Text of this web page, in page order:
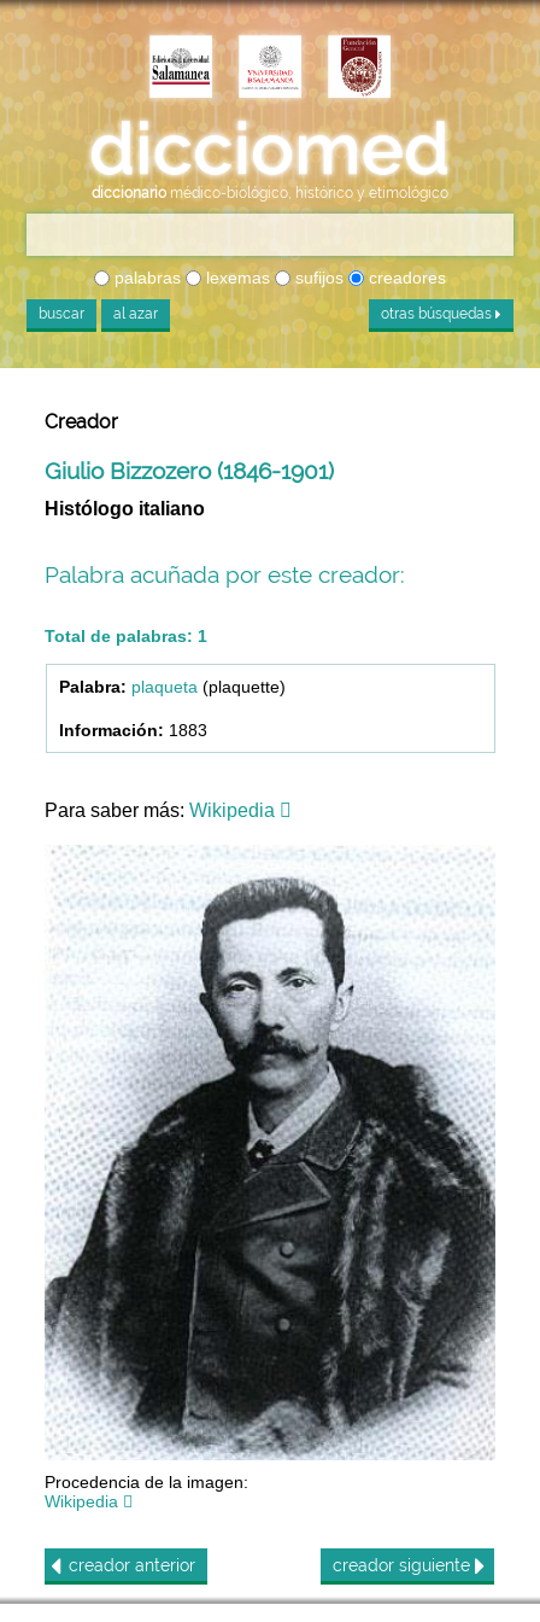
diccionario médico-biológico, histórico y etimológico
palabras lexemas sufijos creadores
buscar al azar otras búsquedas
Creador
Giulio Bizzozero (1846-1901)
Histólogo italiano
Palabra acuñada por este creador:
Total de palabras: 1
plaqueta (plaquette)
1883
Para saber más:Wikipedia
Procedencia de la imagen:
Wikipedia
creador anterior creador siguiente